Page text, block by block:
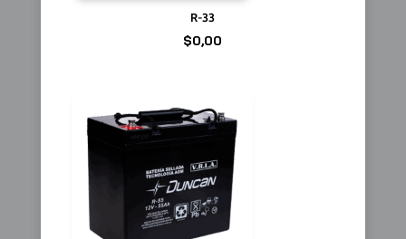
R-33
$0,00